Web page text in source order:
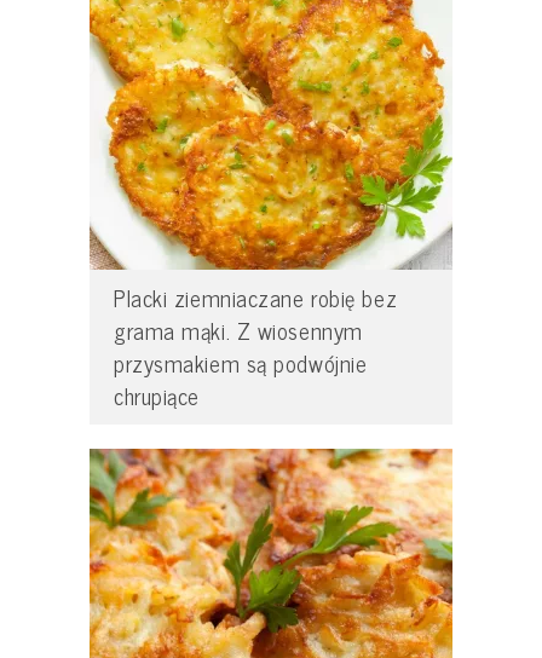
Placki ziemniaczane robię bez
grama mąki. Z wiosennym
przysmakiem są podwójnie
chrupiące